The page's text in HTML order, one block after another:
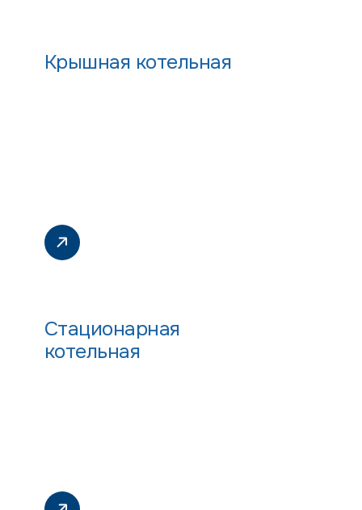
Крышная котельная
Стационарная
котельная